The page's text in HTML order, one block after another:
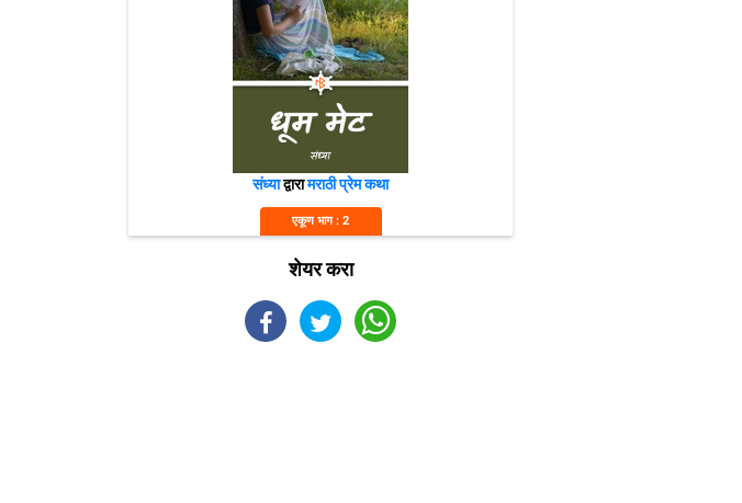
संध्याद्वारामराठी प्रेम कथा
एकूण भाग : 2
शेयर करा